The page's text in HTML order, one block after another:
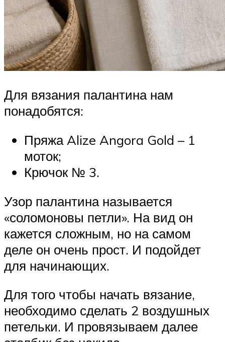
Для вязания палантина нам
понадобятся:
Пряжа Alize Angora Gold – 1
моток;
Крючок № 3.
Узор палантина называется
«соломоновы петли». На вид он
кажется сложным, но на самом
деле он очень прост. И подойдет
для начинающих.
Для того чтобы начать вязание,
необходимо сделать 2 воздушных
петельки. И провязываем далее